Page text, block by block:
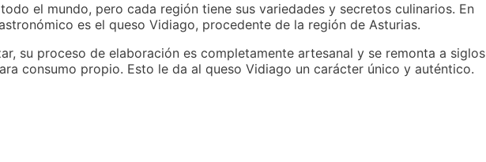
el mundo, pero cada región tiene sus variedades y secretos culinarios. En
es el queso Vidiago, procedente de la región de Asturias.
su proceso de elaboración es completamente artesanal y se remonta a siglos
consumo propio. Esto le da al queso Vidiago un carácter único y auténtico.